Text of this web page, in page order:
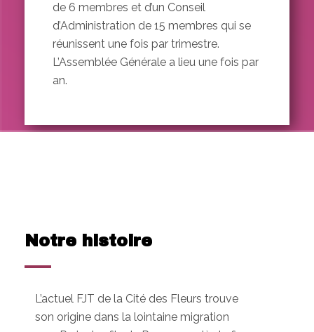
de 6 membres et d’un Conseil
d’Administration de 15 membres qui se
réunissent une fois par trimestre.
L’Assemblée Générale a lieu une fois par
an.
Notre histoire
L’actuel FJT de la Cité des Fleurs trouve
son origine dans la lointaine migration